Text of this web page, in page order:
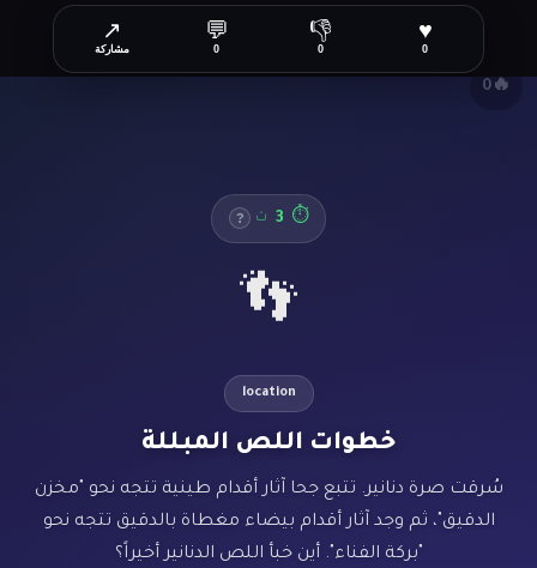
⏱
3 ث ?
👣
location
خطوات اللص المبللة
سُرقت صرة دنانير. تتبع جحا آثار أقدام طينية تتجه نحو "مخزن
الدقيق"، ثم وجد آثار أقدام بيضاء مغطاة بالدقيق تتجه نحو
"بركة الفناء". أين خبأ اللص الدنانير أخيراً؟
🔥
0
♥
0
👎
0
💬
0
↗
مشاركة